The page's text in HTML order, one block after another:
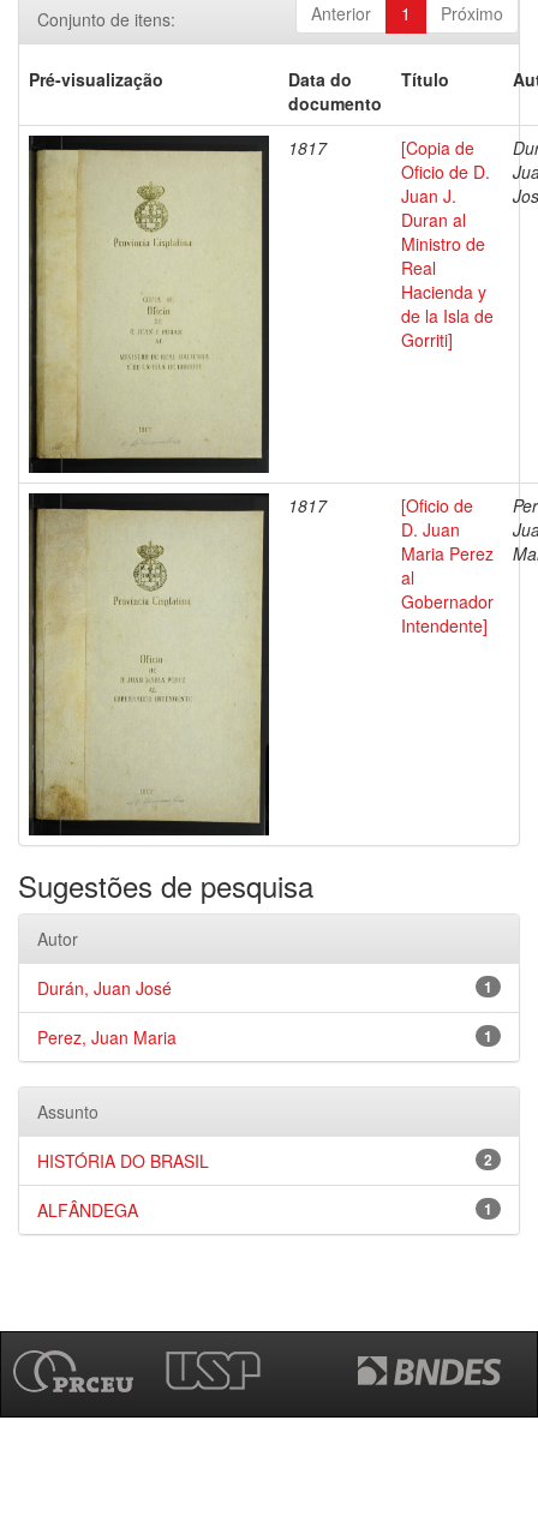
Anterior 1 Próximo
Conjunto de itens:
Pré-visualização
Data do
documento
Título
1817
[Copia de
Oficio de D.
Juan J.
Duran al
Ministro de
Real
Hacienda y
de la Isla de
Gorriti]
1817
[Oficio de
D. Juan
Maria Perez
al
Gobernador
Intendente]
Sugestões de pesquisa
Autor
1
Durán, Juan José
1
Perez, Juan Maria
Assunto
2
HISTÓRIA DO BRASIL
1
ALFÂNDEGA